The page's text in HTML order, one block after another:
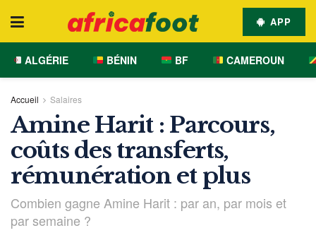
APP
ALGÉRIE BÉNIN BF CAMEROUN
Accueil Salaires
Amine Harit : Parcours,
coûts des transferts,
rémunération et plus
Combien gagne Amine Harit : par an, par mois et
par semaine ?